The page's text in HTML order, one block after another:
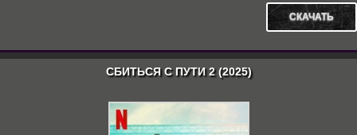
СКАЧАТЬ
СБИТЬСЯ С ПУТИ 2 (2025)